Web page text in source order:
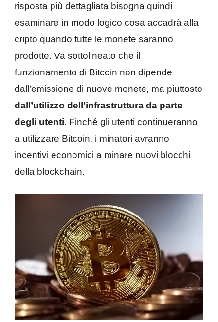
risposta più dettagliata bisogna quindi
esaminare in modo logico cosa accadrà alla
cripto quando tutte le monete saranno
prodotte. Va sottolineato che il
funzionamento di Bitcoin non dipende
dall’emissione di nuove monete, ma piuttosto
dall’utilizzo dell’infrastruttura da parte
degli utenti. Finché gli utenti continueranno
a utilizzare Bitcoin, i minatori avranno
incentivi economici a minare nuovi blocchi
della blockchain.